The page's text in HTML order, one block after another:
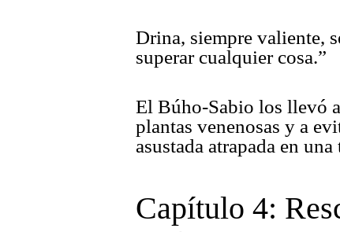
Drina, siempre valiente,
superar cualquier cosa.”
El Búho-Sabio los llevó
plantas venenosas y a
asustada atrapada en una
Capítulo 4: